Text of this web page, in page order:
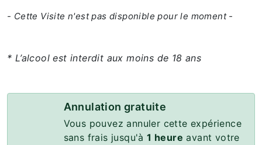
- Cette Visite n'est pas disponible pour le moment -
* L’alcool est interdit aux moins de 18 ans
Annulation gratuite
Vous pouvez annuler cette expérience
sans frais jusqu'à1 heure avant votre